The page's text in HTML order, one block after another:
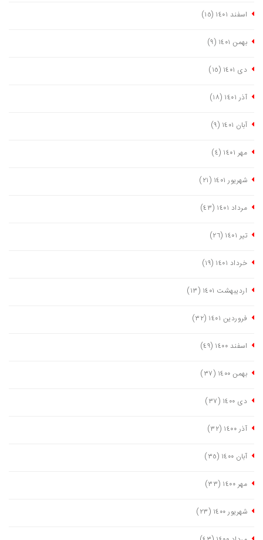
اسفند ١٤٠١ (١٥)
بهمن ١٤٠١ (٩)
دی ١٤٠١ (١٥)
آذر ١٤٠١ (١٨)
آبان ١٤٠١ (٩)
مهر ١٤٠١ (٤)
شهریور ١٤٠١ (٢١)
مرداد ١٤٠١ (٤٣)
تیر ١٤٠١ (٢٦)
خرداد ١٤٠١ (١٩)
اردیبهشت ١٤٠١ (١٣)
فروردین ١٤٠١ (٣٢)
اسفند ١٤٠٠ (٤٩)
بهمن ١٤٠٠ (٣٧)
دی ١٤٠٠ (٣٧)
آذر ١٤٠٠ (٣٢)
آبان ١٤٠٠ (٣٥)
مهر ١٤٠٠ (٣٣)
شهریور ١٤٠٠ (٢٣)